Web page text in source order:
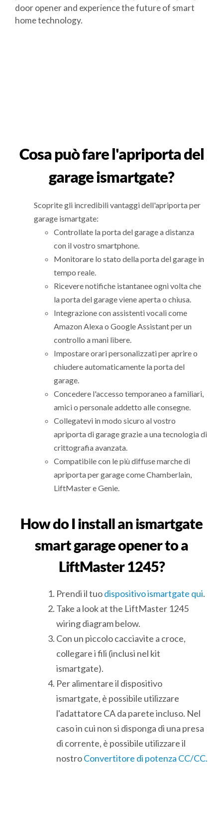
door opener and experience the future of smart
home technology.
Cosa può fare l'apriporta del
garage ismartgate?
Scoprite gli incredibili vantaggi dell'apriporta per
garage ismartgate:
Controllate la porta del garage a distanza
con il vostro smartphone.
Monitorare lo stato della porta del garage in
tempo reale.
Ricevere notifiche istantanee ogni volta che
la porta del garage viene aperta o chiusa.
Integrazione con assistenti vocali come
Amazon Alexa o Google Assistant per un
controllo a mani libere.
Impostare orari personalizzati per aprire o
chiudere automaticamente la porta del
garage.
Concedere l'accesso temporaneo a familiari,
amici o personale addetto alle consegne.
Collegatevi in modo sicuro al vostro
apriporta di garage grazie a una tecnologia di
crittografia avanzata.
Compatibile con le più diffuse marche di
apriporta per garage come Chamberlain,
LiftMaster e Genie.
How do I install an ismartgate
smart garage opener to a
LiftMaster 1245?
Prendi il tuodispositivo ismartgate qui.
Take a look at the LiftMaster 1245
wiring diagram below.
Con un piccolo cacciavite a croce,
collegare i fili (inclusi nel kit
ismartgate).
Per alimentare il dispositivo
ismartgate, è possibile utilizzare
l'adattatore CA da parete incluso. Nel
caso in cui non si disponga di una presa
di corrente, è possibile utilizzare il
nostroConvertitore di potenza CC/CC.